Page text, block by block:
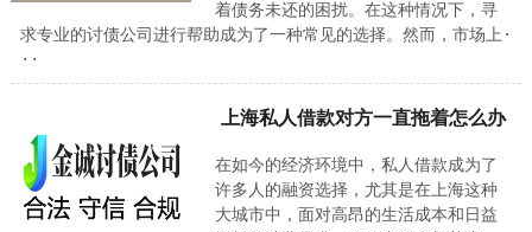
着债务未还的困扰。在这种情况下，寻
求专业的讨债公司进行帮助成为了一种常见的选择。然而，市场上·
··
上海私人借款对方一直拖着怎么办
在如今的经济环境中，私人借款成为了
许多人的融资选择，尤其是在上海这种
大城市中，面对高昂的生活成本和日益